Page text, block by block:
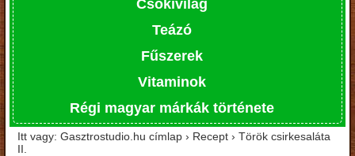
Csokivilág
Teázó
Fűszerek
Vitaminok
Régi magyar márkák története
Itt vagy: Gasztrostudio.hu címlap › Recept › Török csirkesaláta
II.